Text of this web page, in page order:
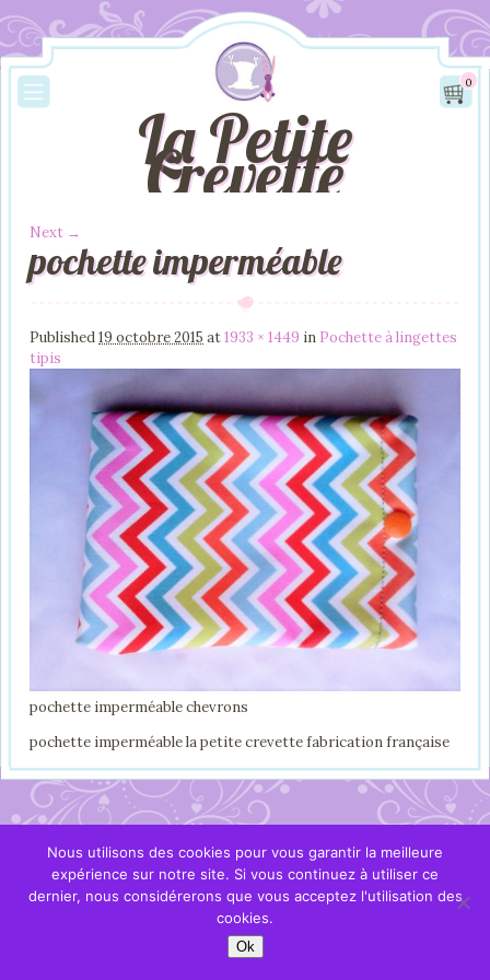
La Petite
Crevette
0
Image navigation
Next →
pochette imperméable
Published19 octobre 2015 at1933 × 1449 in Pochette à lingettes
tipis
pochette imperméable chevrons
pochette imperméable la petite crevette fabrication française
Nous utilisons des cookies pour vous garantir la meilleure
expérience sur notre site. Si vous continuez à utiliser ce
dernier, nous considérerons que vous acceptez l'utilisation des
cookies.
Ok